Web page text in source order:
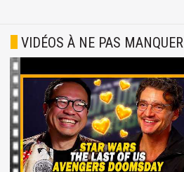
VIDÉOS À NE PAS MANQUER